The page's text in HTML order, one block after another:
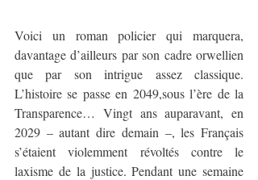
Voici un roman policier qui marquera,
davantage d’ailleurs par son cadre orwellien
que par son intrigue assez classique.
L’histoire se passe en 2049,sous l’ère de la
Transparence… Vingt ans auparavant, en
2029 – autant dire demain –, les Français
s’étaient violemment révoltés contre le
laxisme de la justice. Pendant une semaine